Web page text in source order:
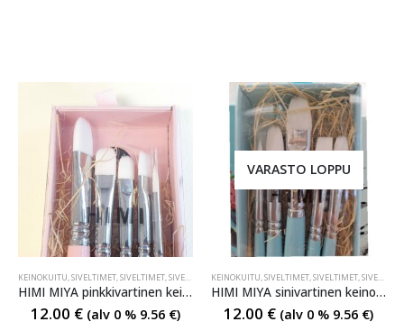
KEINOKUITU,SIVELTIMET,SIVELTIMET,SIVELTIMET
HIMI MIYA pinkkivartinen keinokuitu sivellinsarja
12.00 € (alv 0 % 9.56 €)
VARASTO LOPPU
KEINOKUITU,SIVELTIMET,SIVELTIMET,SIVELTIMET
HIMI MIYA sinivartinen keinokuitu sivellinsarja
12.00 € (alv 0 % 9.56 €)